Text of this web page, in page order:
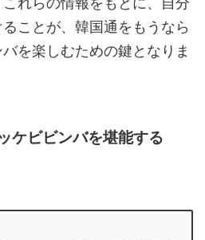
ことが、韓国通をもうなら
を楽しむための鍵となりま
ケビビンバを堪能する